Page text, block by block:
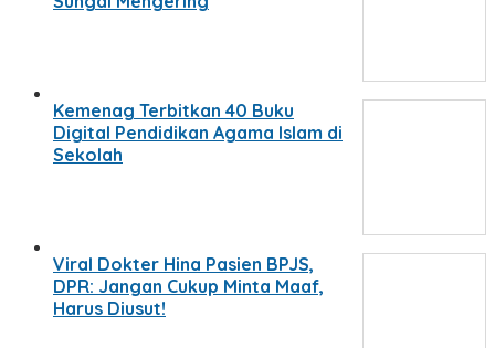
Kemenag Terbitkan 40 Buku
Digital Pendidikan Agama Islam di
Sekolah
Viral Dokter Hina Pasien BPJS,
DPR: Jangan Cukup Minta Maaf,
Harus Diusut!